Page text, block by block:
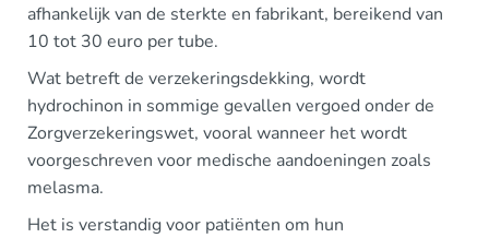
afhankelijk van de sterkte en fabrikant, bereikend van
10 tot 30 euro per tube.
Wat betreft de verzekeringsdekking, wordt
hydrochinon in sommige gevallen vergoed onder de
Zorgverzekeringswet, vooral wanneer het wordt
voorgeschreven voor medische aandoeningen zoals
melasma.
Het is verstandig voor patiënten om hun